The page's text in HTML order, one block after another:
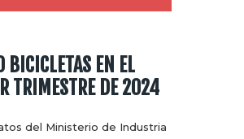
EN EL
TRIMESTRE DE 2024
del Ministerio de Industria